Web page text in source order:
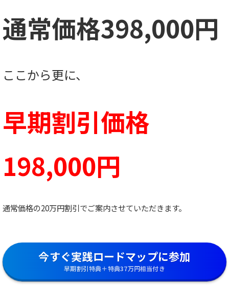
通常価格398,000円
ここから更に、
早期割引価格
198,000円
通常価格の20万円割引でご案内させていただきます。
今すぐ実践ロードマップに参加
早期割引特典＋特典37万円相当付き